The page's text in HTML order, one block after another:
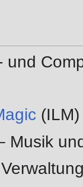
und
Musik